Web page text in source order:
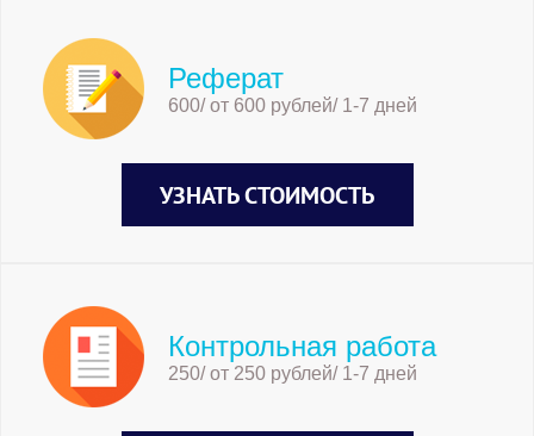
Реферат
600/ от 600 рублей/ 1-7 дней
УЗНАТЬ СТОИМОСТЬ
Контрольная работа
250/ от 250 рублей/ 1-7 дней